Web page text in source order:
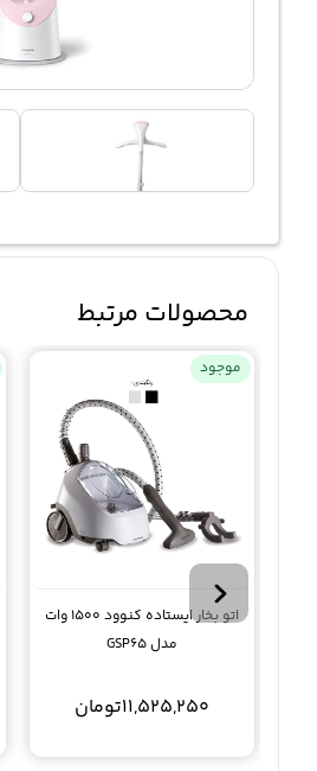
محصولات مرتبط
موجود
اتو بخار ایستاده کنوود 1500 وات
مدل GSP65
11,525,250تومان